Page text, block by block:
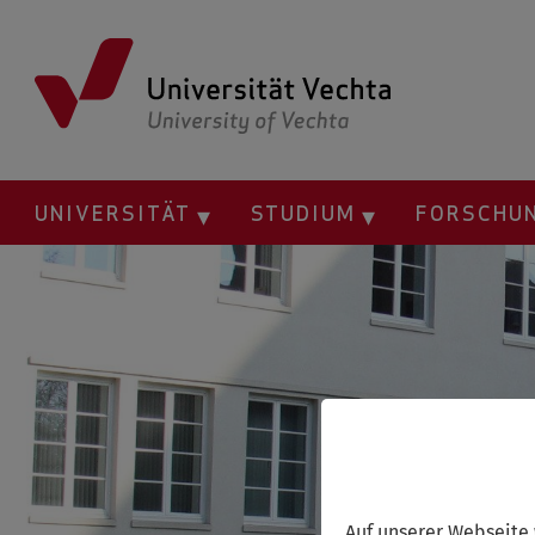
Inhalt
UNIVERSITÄT STUDIUM